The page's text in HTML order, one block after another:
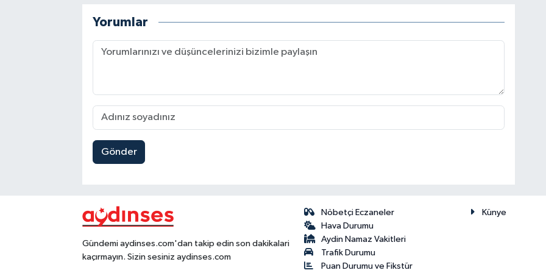
Yorumlar
Gönder
Gündemi aydinses.com'dan takip edin son dakikalari
kaçırmayın. Sizin sesiniz aydinses.com
Nöbetçi Eczaneler
Hava Durumu
Aydin Namaz Vakitleri
Trafik Durumu
Puan Durumu ve Fikstür
Künye